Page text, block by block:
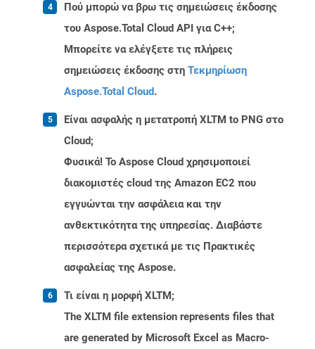
Πού μπορώ να βρω τις σημειώσεις έκδοσης
του Aspose.Total Cloud API για C++;
Μπορείτε να ελέγξετε τις πλήρεις
σημειώσεις έκδοσης στη Τεκμηρίωση
Aspose.Total Cloud.
Είναι ασφαλής η μετατροπή XLTM to PNG στο
Cloud;
Φυσικά! Το Aspose Cloud χρησιμοποιεί
διακομιστές cloud της Amazon EC2 που
εγγυώνται την ασφάλεια και την
ανθεκτικότητα της υπηρεσίας. Διαβάστε
περισσότερα σχετικά με τις Πρακτικές
ασφαλείας της Aspose.
Τι είναι η μορφή XLTM;
The XLTM file extension represents files that
are generated by Microsoft Excel as Macro-